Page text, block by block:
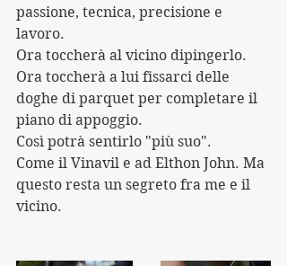
passione, tecnica, precisione e
lavoro.
Ora toccherà al vicino dipingerlo.
Ora toccherà a lui fissarci delle
doghe di parquet per completare il
piano di appoggio.
Così potrà sentirlo "più suo".
Come il Vinavil e ad Elthon John. Ma
questo resta un segreto fra me e il
vicino.